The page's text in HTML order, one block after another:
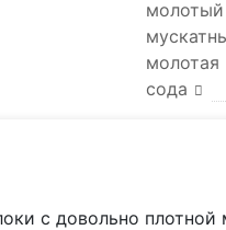
молотая
сода
с довольно